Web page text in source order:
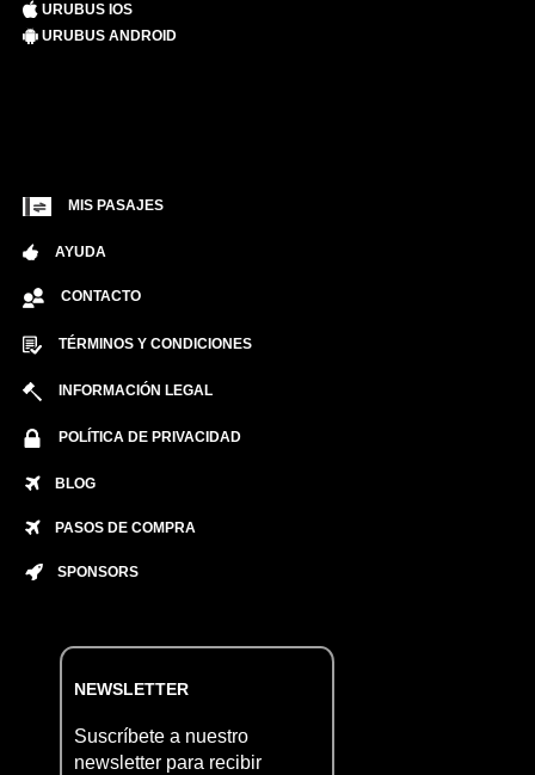
URUBUS IOS
URUBUS ANDROID
MIS PASAJES
AYUDA
CONTACTO
TÉRMINOS Y CONDICIONES
INFORMACIÓN LEGAL
POLÍTICA DE PRIVACIDAD
BLOG
PASOS DE COMPRA
SPONSORS
NEWSLETTER
Suscríbete a nuestro
newsletter para recibir